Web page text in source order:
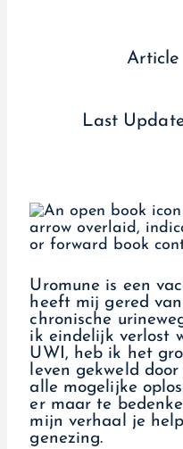
Article
Last
Uromune is een
heeft mij gered
chronische
ik eindelijk verlost
UWI, heb ik het
leven gekweld
alle mogelijke
er maar te
mijn verhaal je
genezing.